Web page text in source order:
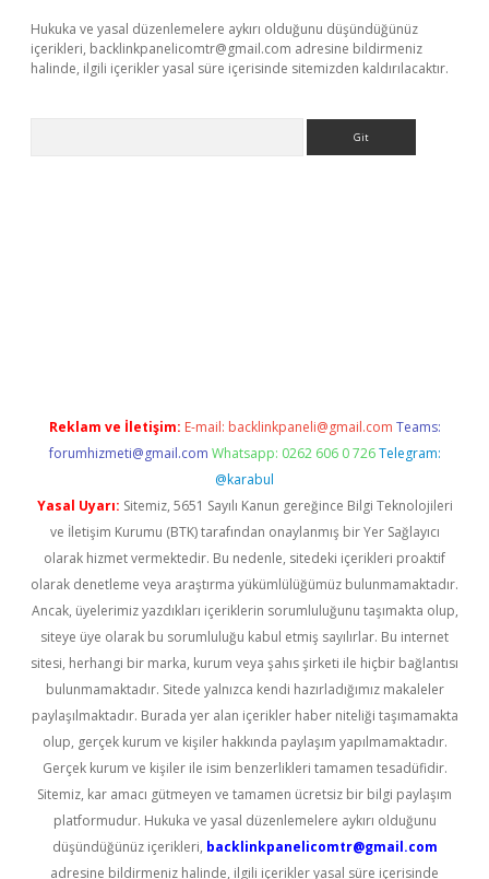
Hukuka ve yasal düzenlemelere aykırı olduğunu düşündüğünüz
içerikleri, backlinkpanelicomtr@gmail.com adresine bildirmeniz
halinde, ilgili içerikler yasal süre içerisinde sitemizden kaldırılacaktır.
Reklam ve İletişim: E-mail: backlinkpaneli@gmail.com Teams:
forumhizmeti@gmail.com Whatsapp: 0262 606 0 726 Telegram:
@karabul
Yasal Uyarı: Sitemiz, 5651 Sayılı Kanun gereğince Bilgi Teknolojileri
ve İletişim Kurumu (BTK) tarafından onaylanmış bir Yer Sağlayıcı
olarak hizmet vermektedir. Bu nedenle, sitedeki içerikleri proaktif
olarak denetleme veya araştırma yükümlülüğümüz bulunmamaktadır.
Ancak, üyelerimiz yazdıkları içeriklerin sorumluluğunu taşımakta olup,
siteye üye olarak bu sorumluluğu kabul etmiş sayılırlar. Bu internet
sitesi, herhangi bir marka, kurum veya şahıs şirketi ile hiçbir bağlantısı
bulunmamaktadır. Sitede yalnızca kendi hazırladığımız makaleler
paylaşılmaktadır. Burada yer alan içerikler haber niteliği taşımamakta
olup, gerçek kurum ve kişiler hakkında paylaşım yapılmamaktadır.
Gerçek kurum ve kişiler ile isim benzerlikleri tamamen tesadüfidir.
Sitemiz, kar amacı gütmeyen ve tamamen ücretsiz bir bilgi paylaşım
platformudur. Hukuka ve yasal düzenlemelere aykırı olduğunu
düşündüğünüz içerikleri, backlinkpanelicomtr@gmail.com
adresine bildirmeniz halinde, ilgili içerikler yasal süre içerisinde